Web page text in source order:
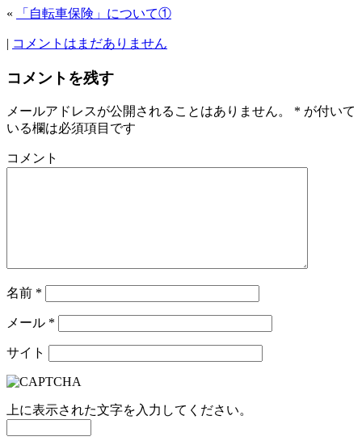
« 「自転車保険」について①
| コメントはまだありません
コメントを残す
メールアドレスが公開されることはありません。 * が付いて
いる欄は必須項目です
コメント
名前 *
メール *
サイト
上に表示された文字を入力してください。